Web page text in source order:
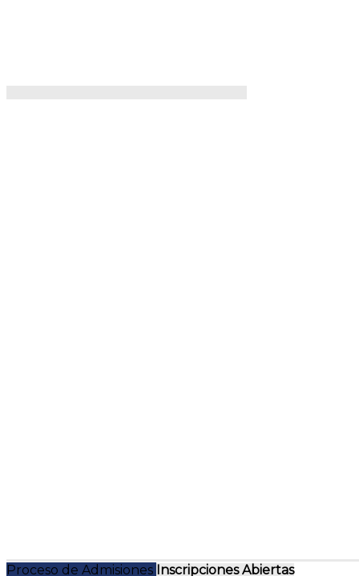
Proceso de Admisiones Inscripciones Abiertas